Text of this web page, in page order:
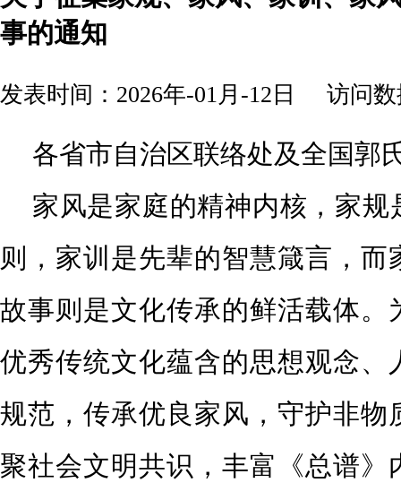
事的通知
发表时间：2026年-01月-12日 访问数
各省市自治区联络处及全国郭
家风是家庭的精神内核，家规
则，家训是先辈的智慧箴言， 而
故事则是文化传承的鲜活载体。
优秀传统文化蕴含的思想观念、
规范，传承优良家风，守护非物
聚社会文明共识，丰富《总谱》